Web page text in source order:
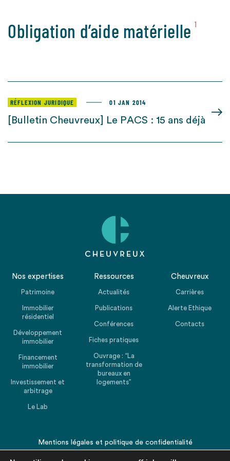
Obligation d’aide matérielle 1
RÉFLEXION JURIDIQUE 01 JAN 2014
[Bulletin Cheuvreux] Le PACS : 15 ans déjà
Nos expertises
Patrimoine
Immobilier
résidentiel
Développement
immobilier
Financement
immobilier
Investissement et
arbitrage
Le Lab
Ressources
Actualités
Publications
Conférences
Fiches pratiques
Ouvrage : “La
transformation de
bureaux en
logements”
Cheuvreux
Carrières
Alerte Ethique
Contacts
Mentions légales et politique de confidentialité